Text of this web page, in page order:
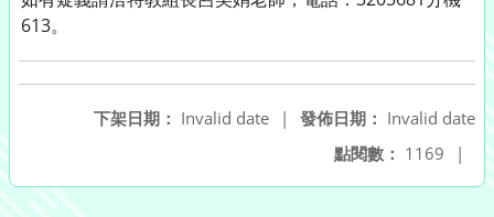
613。
發佈日期： Invalid date
下架日期： Invalid date
|
點閱數： 1169 |